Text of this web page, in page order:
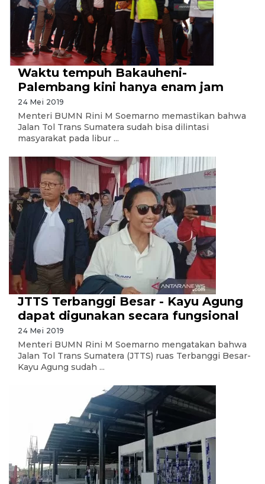
Waktu tempuh Bakauheni-
Palembang kini hanya enam jam
24 Mei 2019
Menteri BUMN Rini M Soemarno memastikan bahwa
Jalan Tol Trans Sumatera sudah bisa dilintasi
masyarakat pada libur ...
JTTS Terbanggi Besar - Kayu Agung
dapat digunakan secara fungsional
24 Mei 2019
Menteri BUMN Rini M Soemarno mengatakan bahwa
Jalan Tol Trans Sumatera (JTTS) ruas Terbanggi Besar-
Kayu Agung sudah ...